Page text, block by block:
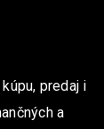
predaj i
a